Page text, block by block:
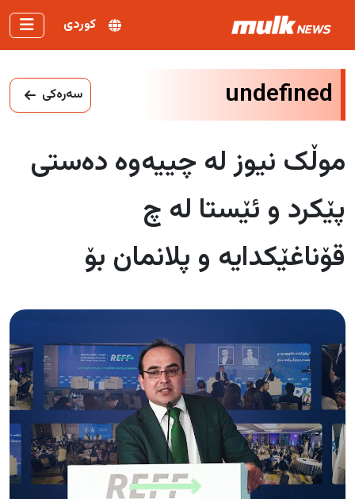
کوردی
undefined سەرەکی
موڵک نیوز لە چییەوە دەستی
پێکرد و ئێستا لە چ
قۆناغێکدایە و پلانمان بۆ
داهاتوو چییە؟